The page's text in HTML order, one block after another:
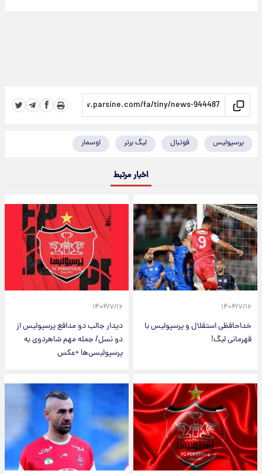
پرسپولیس فوتبال لیگ برتر اوسمار
اخبار مرتبط
۱۴۰۴/۷/۱۶
خداحافظی استقلال و پرسپولیس با
قهرمانی لیگ!
۱۴۰۴/۷/۱۶
دیدار جالب دو مدافع پرسپولیس از
دو نسل/ جمله مهم شاهردوی به
پرسپولیسی‌ها +عکس